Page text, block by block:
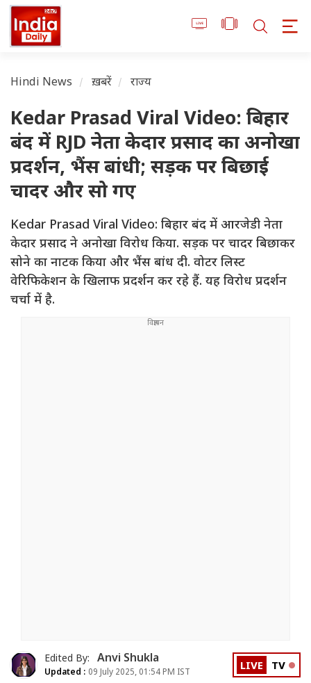
Hindi News ख़बरें राज्य
Kedar Prasad Viral Video: बिहार
बंद में RJD नेता केदार प्रसाद का अनोखा
प्रदर्शन, भैंस बांधी; सड़क पर बिछाई
चादर और सो गए
Kedar Prasad Viral Video: बिहार बंद में आरजेडी नेता
केदार प्रसाद ने अनोखा विरोध किया. सड़क पर चादर बिछाकर
सोने का नाटक किया और भैंस बांध दी. वोटर लिस्ट
वेरिफिकेशन के खिलाफ प्रदर्शन कर रहे हैं. यह विरोध प्रदर्शन
चर्चा में है.
Edited By: Anvi Shukla
Updated : 09 July 2025, 01:54 PM IST LIVE TV